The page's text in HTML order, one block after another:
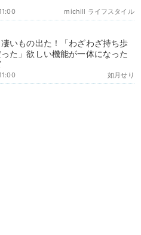
michill ライフスタイル
いもの出た！「わざわざ持ち歩
た」欲しい機能が一体になった
如月せり